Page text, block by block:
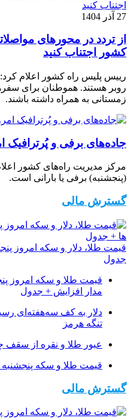
27 آذر 1404
از تردد در محورهای
کشور اجتناب کنید
روبر هستند. هموطنان برای
زمستانی به همراه داشته باشند.
جاده‌های برفی و پُرترافیک
(پنجشنبه) برفی یا بارانی است.
گسترش مالی
جدول
مدار افزایش + جدول
دلار به کف سه‌هفته‌ای
تنگه هرمز
عبور طلا و نقره از سقف
قیمت طلا و سکه پنجشنبه ۱۵ مرداد
گسترش مالی